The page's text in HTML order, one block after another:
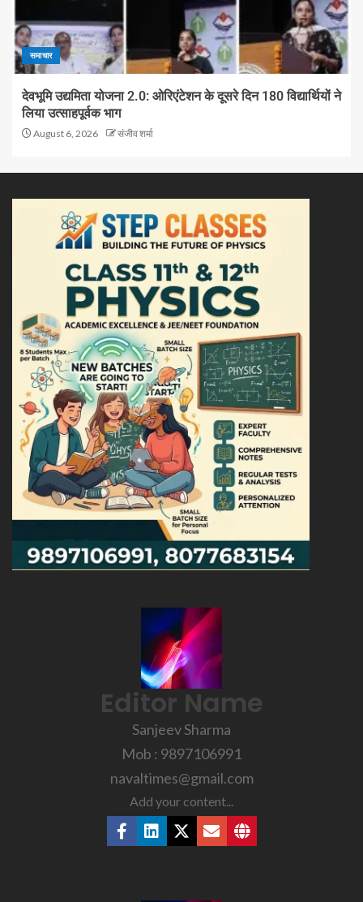
समाचार
देवभूमि उद्यमिता योजना 2.0: ओरिएंटेशन के दूसरे दिन 180 विद्यार्थियों ने
लिया उत्साहपूर्वक भाग
August 6, 2026 संजीव शर्मा
Editor Name
Sanjeev Sharma
Mob : 9897106991
navaltimes@gmail.com
Add your content...